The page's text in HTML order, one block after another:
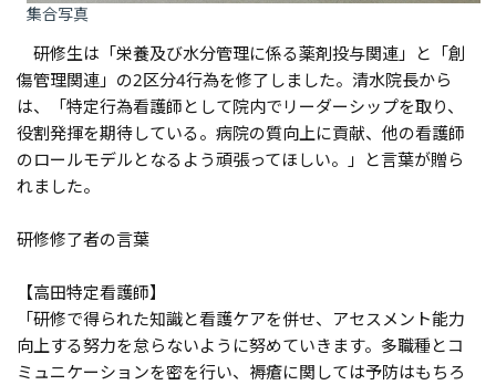
集合写真
研修生は「栄養及び水分管理に係る薬剤投与関連」と「創
傷管理関連」の2区分4行為を修了しました。清水院長から
は、「特定行為看護師として院内でリーダーシップを取り、
役割発揮を期待している。病院の質向上に貢献、他の看護師
のロールモデルとなるよう頑張ってほしい。」と言葉が贈ら
れました。
研修修了者の言葉
【高田特定看護師】
「研修で得られた知識と看護ケアを併せ、アセスメント能力
向上する努力を怠らないように努めていきます。多職種とコ
ミュニケーションを密を行い、褥瘡に関しては予防はもちろ